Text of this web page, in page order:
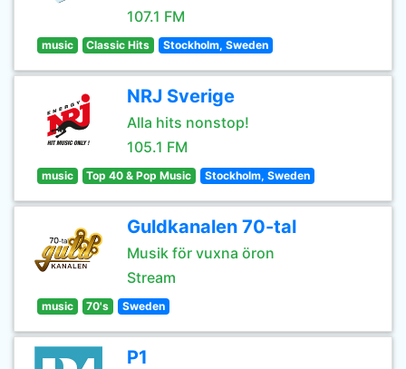
107.1 FM
music Classic Hits Stockholm, Sweden
NRJ Sverige
Alla hits nonstop!
105.1 FM
music Top 40 & Pop Music Stockholm, Sweden
Guldkanalen 70-tal
Musik för vuxna öron
Stream
music 70's Sweden
P1